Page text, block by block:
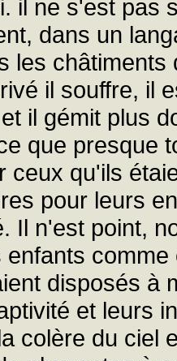
il ne s'est pas
dans un
les
il souffre, il
il gémit plus
que presque
ceux qu'ils
pour leurs
Il n'est point,
disposés à
et leurs
colère du ciel